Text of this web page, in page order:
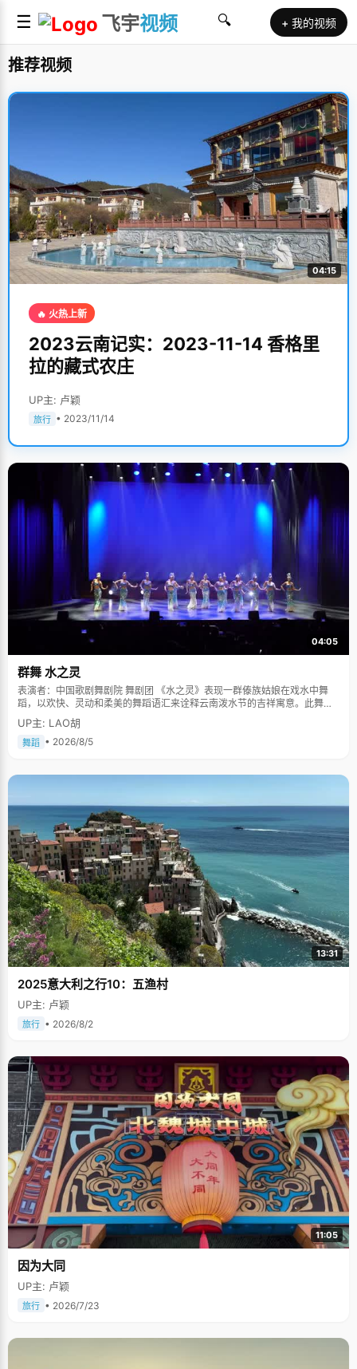
☰ 飞宇视频 🔍 + 我的视频
推荐视频
04:15
🔥 火热上新
2023云南记实：2023-11-14 香格里
拉的藏式农庄
UP主: 卢颖
旅行 • 2023/11/14
04:05
群舞 水之灵
表演者：中国歌剧舞剧院 舞剧团 《水之灵》表现一群傣族姑娘在戏水中舞
蹈，以欢快、灵动和柔美的舞蹈语汇来诠释云南泼水节的吉祥寓意。此舞蹈
多次在中国人民大会堂及国际舞台上表演，一直得到赞誉其舞美，人美，寓
意美。。
UP主: LAO胡
舞蹈 • 2026/8/5
13:31
2025意大利之行10：五渔村
UP主: 卢颖
旅行 • 2026/8/2
11:05
因为大同
UP主: 卢颖
旅行 • 2026/7/23